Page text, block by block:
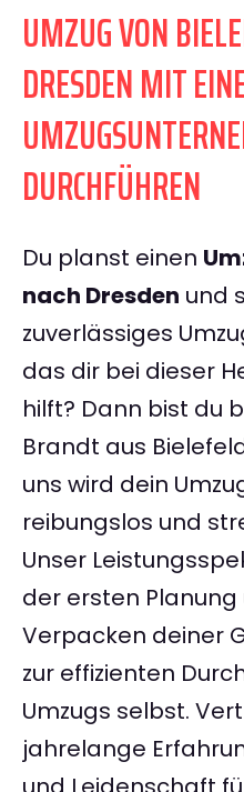
UMZUG VON
DRESDEN MIT
DURCHFÜHREN
Du planst einen
nach Dresden und
zuverlässiges
das dir bei dieser
hilft? Dann bist du
Brandt aus
uns wird dein
reibungslos und
Unser
der ersten
Verpacken deiner
zur effizienten
Umzugs selbst.
jahrelange